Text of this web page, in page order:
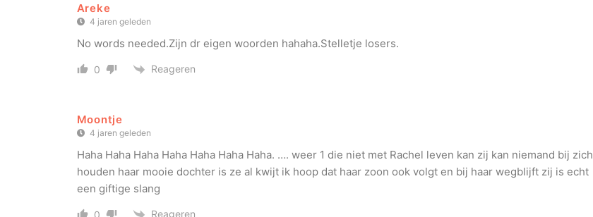
Areke
4 jaren geleden
No words needed.Zijn dr eigen woorden hahaha.Stelletje losers.
0 Reageren
Moontje
4 jaren geleden
Haha Haha Haha Haha Haha Haha Haha. …. weer 1 die niet met Rachel leven kan zij kan niemand bij zich
houden haar mooie dochter is ze al kwijt ik hoop dat haar zoon ook volgt en bij haar wegblijft zij is echt
een giftige slang
0 Reageren